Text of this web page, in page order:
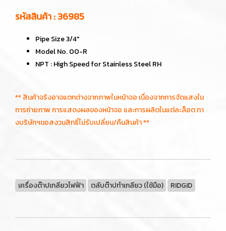
รหัสสินค้า : 36985
Pipe Size 3/4"
Model No. 00-R
NPT : High Speed for Stainless Steel RH
** สินค้าจริงอาจแตกต่างจากภาพในหน้าจอ เนื่องจากการจัดแสงใน
การถ่ายภาพ การแสดงผลของหน้าจอ และการผลิตในแต่ละล็อต ทา
งบริษัทฯขอสงวนสิทธิ์ไม่รับเปลี่ยน/คืนสินค้า **
เครื่องต๊าปเกลียวไฟฟ้า ตลับต๊าปทำเกลียว (ใช้มือ) RIDGID